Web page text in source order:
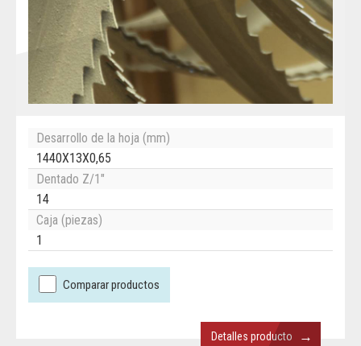
Desarrollo de la hoja (mm)
1440X13X0,65
Dentado Z/1"
14
Caja (piezas)
1
Comparar productos
Detalles producto →